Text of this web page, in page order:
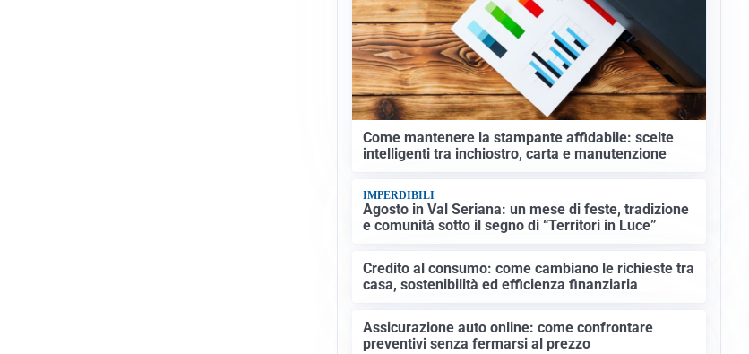
Come mantenere la stampante affidabile: scelte
intelligenti tra inchiostro, carta e manutenzione
IMPERDIBILI
Agosto in Val Seriana: un mese di feste, tradizione
e comunità sotto il segno di “Territori in Luce”
Credito al consumo: come cambiano le richieste tra
casa, sostenibilità ed efficienza finanziaria
Assicurazione auto online: come confrontare
preventivi senza fermarsi al prezzo